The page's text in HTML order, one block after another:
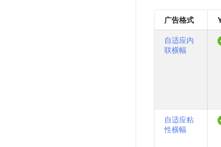
广告格式
自适应内
联横幅
自适应粘
性横幅